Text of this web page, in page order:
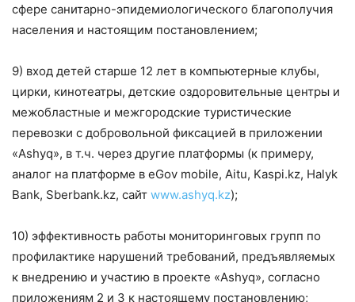
сфере санитарно-эпидемиологического благополучия
населения и настоящим постановлением;
9) вход детей старше 12 лет в компьютерные клубы,
цирки, кинотеатры, детские оздоровительные центры и
межобластные и межгородские туристические
перевозки с добровольной фиксацией в приложении
«Ashyq», в т.ч. через другие платформы (к примеру,
аналог на платформе в eGov mobile, Аitu, Kaspi.kz, Halyk
Bank, Sberbank.kz, сайт www.ashyq.kz);
10) эффективность работы мониторинговых групп по
профилактике нарушений требований, предъявляемых
к внедрению и участию в проекте «Ashyq», согласно
приложениям 2 и 3 к настоящему постановлению;